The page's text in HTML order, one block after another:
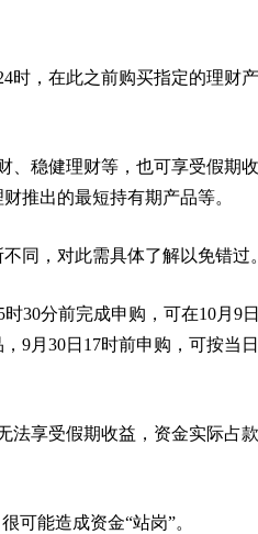
时，在此之前购买指定的理财产
、稳健理财等，也可享受假期收
推出的最短持有期产品等。
同，对此需具体了解以免错过。
30分前完成申购，可在10月9
9月30日17时前申购，可按当
法享受假期收益，资金实际占
可能造成资金“站岗”。